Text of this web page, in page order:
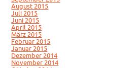
August 2015
Juli 2015
Juni 2015
April 2015
März 2015
Februar 2015
Januar 2015
Dezember 2014
November 2014